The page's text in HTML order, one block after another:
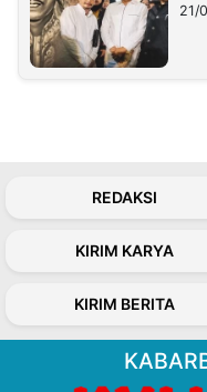
21/
REDAKSI
KIRIM KARYA
KIRIM BERITA